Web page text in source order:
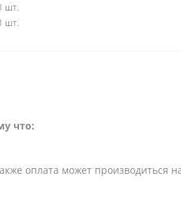
шт.
шт.
что:
оплата может производиться